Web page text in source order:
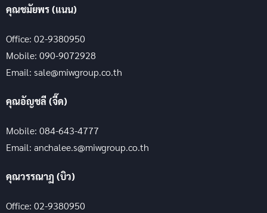
คุณชมัยพร (แนน)
Office: 02-9380950
Mobile: 090-9072928
Email: sale@miwgroup.co.th
คุณอัญชลี (จี๊ด)
Mobile: 084-643-4777
Email: anchalee.s@miwgroup.co.th
คุณวรรณาฏ (บิว)
Office: 02-9380950